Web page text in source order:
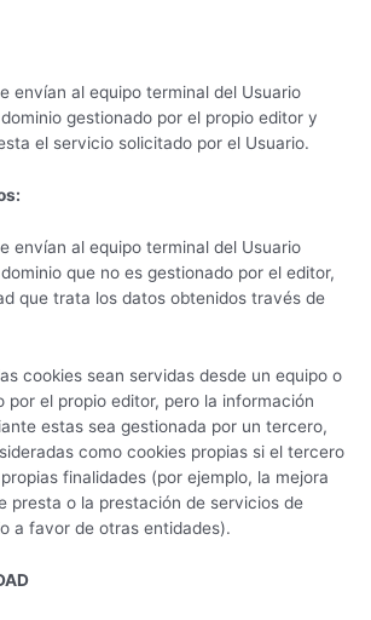
envían al equipo terminal del Usuario
gestionado por el propio editor y
el servicio solicitado por el Usuario.
envían al equipo terminal del Usuario
que no es gestionado por el editor,
que trata los datos obtenidos través de
cookies sean servidas desde un equipo o
por el propio editor, pero la información
estas sea gestionada por un tercero,
como cookies propias si el tercero
finalidades (por ejemplo, la mejora
presta o la prestación de servicios de
a favor de otras entidades).